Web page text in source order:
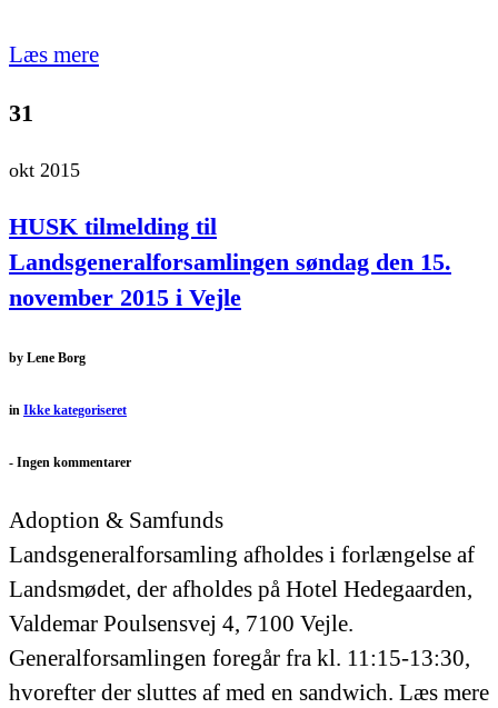
Læs mere
31
okt 2015
HUSK tilmelding til
Landsgeneralforsamlingen søndag den 15.
november 2015 i Vejle
by Lene Borg
in Ikke kategoriseret
- Ingen kommentarer
Adoption & Samfunds
Landsgeneralforsamling afholdes i forlængelse af
Landsmødet, der afholdes på Hotel Hedegaarden,
Valdemar Poulsensvej 4, 7100 Vejle.
Generalforsamlingen foregår fra kl. 11:15-13:30,
hvorefter der sluttes af med en sandwich. Læs mere